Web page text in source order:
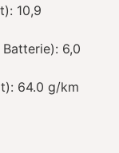
10,9
6,0
64.0 g/km